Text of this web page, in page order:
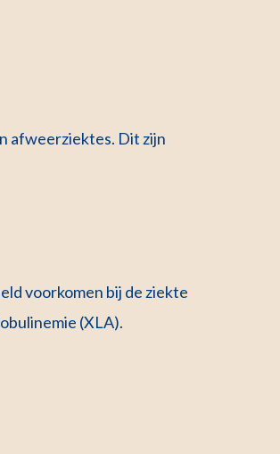
afweerziektes. Dit zijn
voorkomen bij de ziekte
(XLA).